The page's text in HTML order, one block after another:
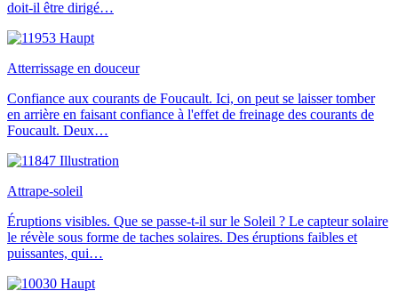
doit-il être dirigé…
Atterrissage en douceur
Confiance aux courants de Foucault. Ici, on peut se laisser tomber
en arrière en faisant confiance à l'effet de freinage des courants de
Foucault. Deux…
Attrape-soleil
Éruptions visibles. Que se passe-t-il sur le Soleil ? Le capteur solaire
le révèle sous forme de taches solaires. Des éruptions faibles et
puissantes, qui…